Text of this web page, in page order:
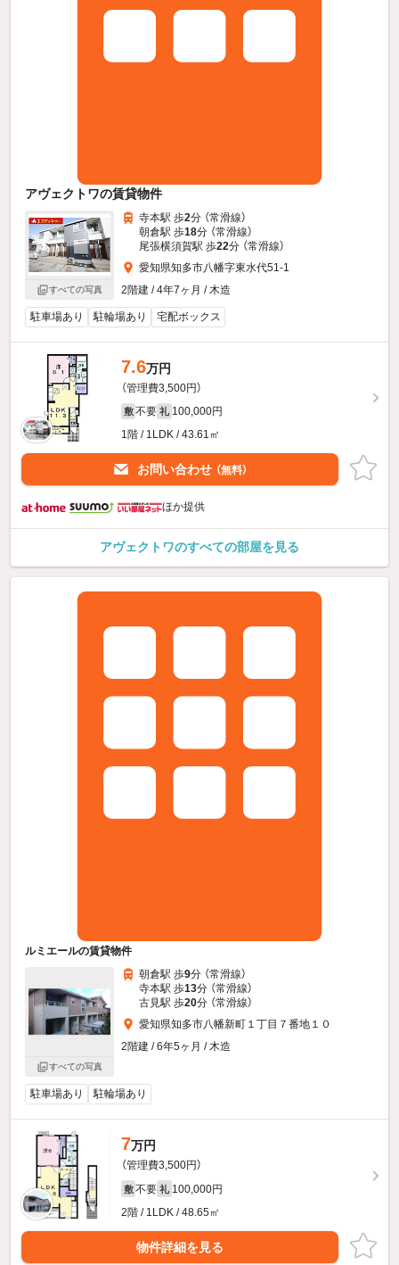
アヴェクトワの賃貸物件
すべての写真
寺本駅 歩2分 （常滑線）
朝倉駅 歩18分 （常滑線）
尾張横須賀駅 歩22分 （常滑線）
愛知県知多市八幡字東水代51-1
2階建 / 4年7ヶ月 / 木造
駐車場あり 駐輪場あり 宅配ボックス
7.6万円
（管理費3,500円）
敷 不要 礼 100,000円
1階 / 1LDK / 43.61㎡
お問い合わせ （無料）
ほか提供
アヴェクトワのすべての部屋を見る
ルミエールの賃貸物件
すべての写真
朝倉駅 歩9分 （常滑線）
寺本駅 歩13分 （常滑線）
古見駅 歩20分 （常滑線）
愛知県知多市八幡新町１丁目７番地１０
2階建 / 6年5ヶ月 / 木造
駐車場あり 駐輪場あり
7万円
（管理費3,500円）
敷 不要 礼 100,000円
2階 / 1LDK / 48.65㎡
物件詳細を見る